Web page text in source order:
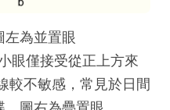
左為並置眼
眼僅接受從正上方來
較不敏感，常見於日間